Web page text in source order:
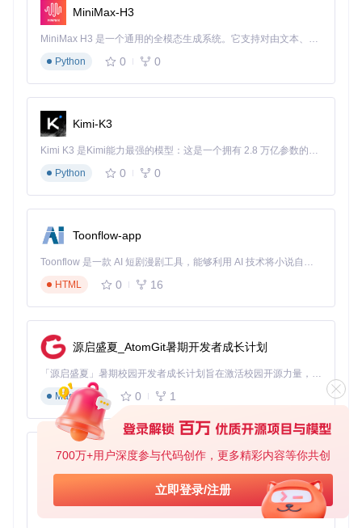
700万+用户深度参与代码创作，更多精彩内容等你共创
立即登录/注册
统
端
React+Redux+
Ant Design
Vue+Elem
ent UI
包体积减少40%，
2.1.2 核心模块的"乐高式"组合
iot-cloud采用微内核+插件化架构，将系统划分为5个核心模
ruoyi-iot-core：设备与数据管理核心
ruoyi-ui：管理控制台
应用场景：小型项目可选择"核心+MQTT网关"的最小部署
模式，仅需200MB内存；大型项目可拆分各模块独立部署，实
2.2 策略二：架构优化——让数据"轻装快跑"
2.2.1 协议网关：物联网世界的"多语言翻译官"
协议网关负责将不同设备的"方言"（MQTT/TCP/HTTP等）转
换为平台统一"语言"。其设计采用：
适配器模式：每种协议对应一个适配器，新增协议只需实现
接口
数据预处理：在网关层完成数据清洗和格式转换，减轻核心
服务负担
：复用设备连接，将连接管理开销降低70%
2.2.2 TSL模型：设备的"能力说明书"
TSL模型（设备能力描述语言，类似产品说明书）统一描述设
MiniMax-H3
MiniMax H3 是一个通用的全模态生成系统。它支持对由文本、图像、视频和音频组成的多模态上下文进行统一理解，并能生成分辨率高达 2K、时长可达 15 秒的带原生立体声音频的视频。得益于面向任务泛化的系统设计，H3 在预训练阶段就已具备广泛的多模态上下文理解与生成能力，能够出色地执行复杂的多模态指令。
Python
0 0
Kimi-K3
Kimi K3 是Kimi能力最强的模型：这是一个拥有 2.8 万亿参数的混合专家（MoE）模型，具备原生视觉理解能力，并支持 100 万 token 的上下文窗口。
Python
0 0
Toonflow-app
Toonflow 是一款 AI 短剧漫剧工具，能够利用 AI 技术将小说自动转化为剧本，并结合 AI 生成的图片和视频，实现高效的短剧创作。借助 Toonflow，可以轻松完成从文字到影像的全流程，让短剧制作变得更加智能与便捷。
HTML
0 16
源启盛夏_AtomGit暑期开发者成长计划
「源启盛夏」暑期校园开发者成长计划旨在激活校园开源力量，通过积分激励、认证扶持、资源倾斜等形式，引导高校组织和开发者完成「入驻 — 建项目 — 做贡献 — 获认证 — 得资源」的完整闭环。无论你是想带领社团入驻平台的组织者，还是希望用代码贡献证明自己的开发者，都能在这里找到属于你的成长路径。
Markdown
0 1
AionUi
免费、本地、开源的 24/7 全天候 Cowork 应用，以及适用于 Gemini CLI、Claude Code、Codex、OpenCode、Qwen Code、Goose CLI、Auggie 等的 OpenClaw | 🌟 喜欢就点star吧
TypeScript
0 6